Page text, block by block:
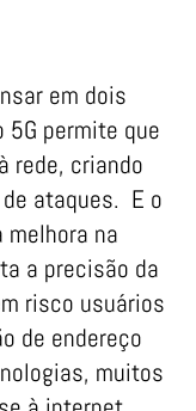
em dois
permite que
rede, criando
ataques. E o
melhora na
a precisão da
risco usuários
de endereço
muitos